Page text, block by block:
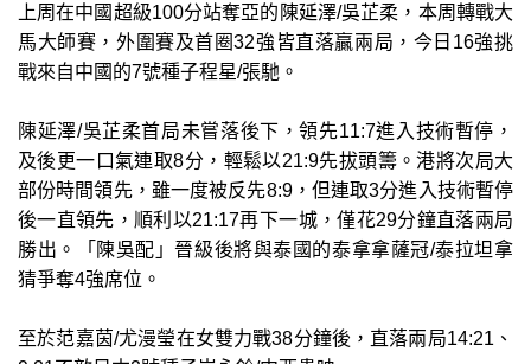
上周在中國超級100分站奪亞的陳延澤/吳芷柔，本周轉戰大
馬大師賽，外圍賽及首圈32強皆直落贏兩局，今日16強挑
戰來自中國的7號種子程星/張馳。
陳延澤/吳芷柔首局未嘗落後下，領先11:7進入技術暫停，
及後更一口氣連取8分，輕鬆以21:9先拔頭籌。港將次局大
部份時間領先，雖一度被反先8:9，但連取3分進入技術暫停
後一直領先，順利以21:17再下一城，僅花29分鐘直落兩局
勝出。「陳吳配」晉級後將與泰國的泰拿拿薩冠/泰拉坦拿
猜爭奪4強席位。
至於范嘉茵/尤漫瑩在女雙力戰38分鐘後，直落兩局14:21、